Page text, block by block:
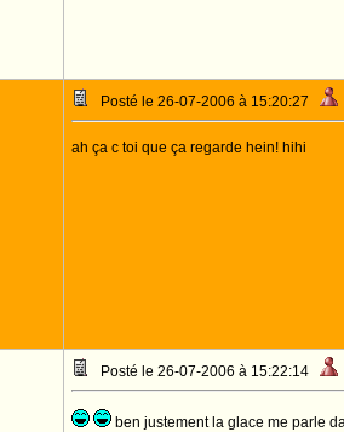
Posté le 26-07-2006 à 15:20:27
ah ça c toi que ça regarde hein! hihi
Posté le 26-07-2006 à 15:22:14
ben justement la glace me parle